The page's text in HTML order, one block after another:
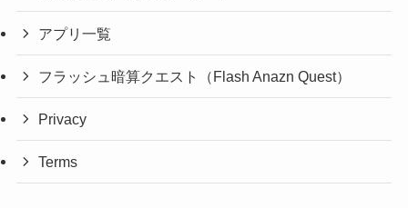
アプリ一覧
フラッシュ暗算クエスト（Flash Anazn Quest）
Privacy
Terms